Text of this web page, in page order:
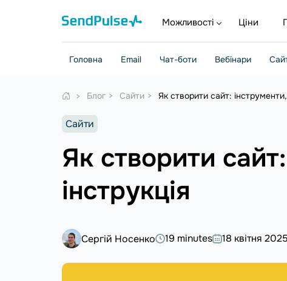
Можливості Ціни
Головна Email Чат-боти Вебінари
Блог Сайти Як створити сайт:
Сайти
Як створити
інструкція
Сергій Носенко 19 minutes 18 квітня 2025